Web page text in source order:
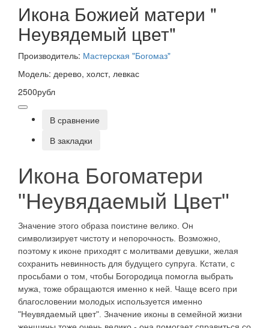
Икона Божией матери "
Неувядемый цвет"
Производитель: Мастерская "Богомаз"
Модель: дерево, холст, левкас
2500рубл
В сравнение
В закладки
Икона Богоматери
"Неувядаемый Цвет"
Значение этого образа поистине велико. Он
символизирует чистоту и непорочность. Возможно,
поэтому к иконе приходят с молитвами девушки, желая
сохранить невинность для будущего супруга. Кстати, с
просьбами о том, чтобы Богородица помогла выбрать
мужа, тоже обращаются именно к ней. Чаще всего при
благословении молодых используется именно
"Неувядаемый цвет". Значение иконы в семейной жизни